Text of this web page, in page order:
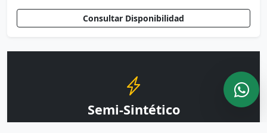
Consultar Disponibilidad
Semi-Sintético